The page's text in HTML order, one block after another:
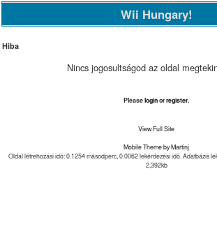
Wii Hungary!
Hiba
Nincs jogosultságod az oldal
Pleaseloginorregister.
View Full Site
Mobile Theme by Martinj
Oldal létrehozási idõ: 0.1254 másodperc, 0.0062 lekérdezési idõ. Adatbázis
2,392kb